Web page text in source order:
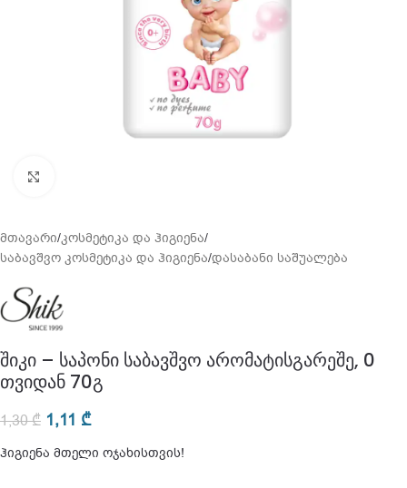
მთავარი/კოსმეტიკა და ჰიგიენა/
საბავშვო კოსმეტიკა და ჰიგიენა/დასაბანი საშუალება
შიკი – საპონი საბავშვო არომატისგარეშე, 0
თვიდან 70გ
1,30₾ 1,11 ₾
ჰიგიენა მთელი ოჯახისთვის!